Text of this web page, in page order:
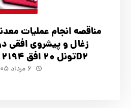
مناقصه انجام عملیات
D2تونل 20 افق 2194 معدن همکار .
۶ مرداد ۱۴۰۵